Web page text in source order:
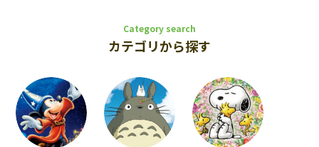
Category search
カテゴリから探す